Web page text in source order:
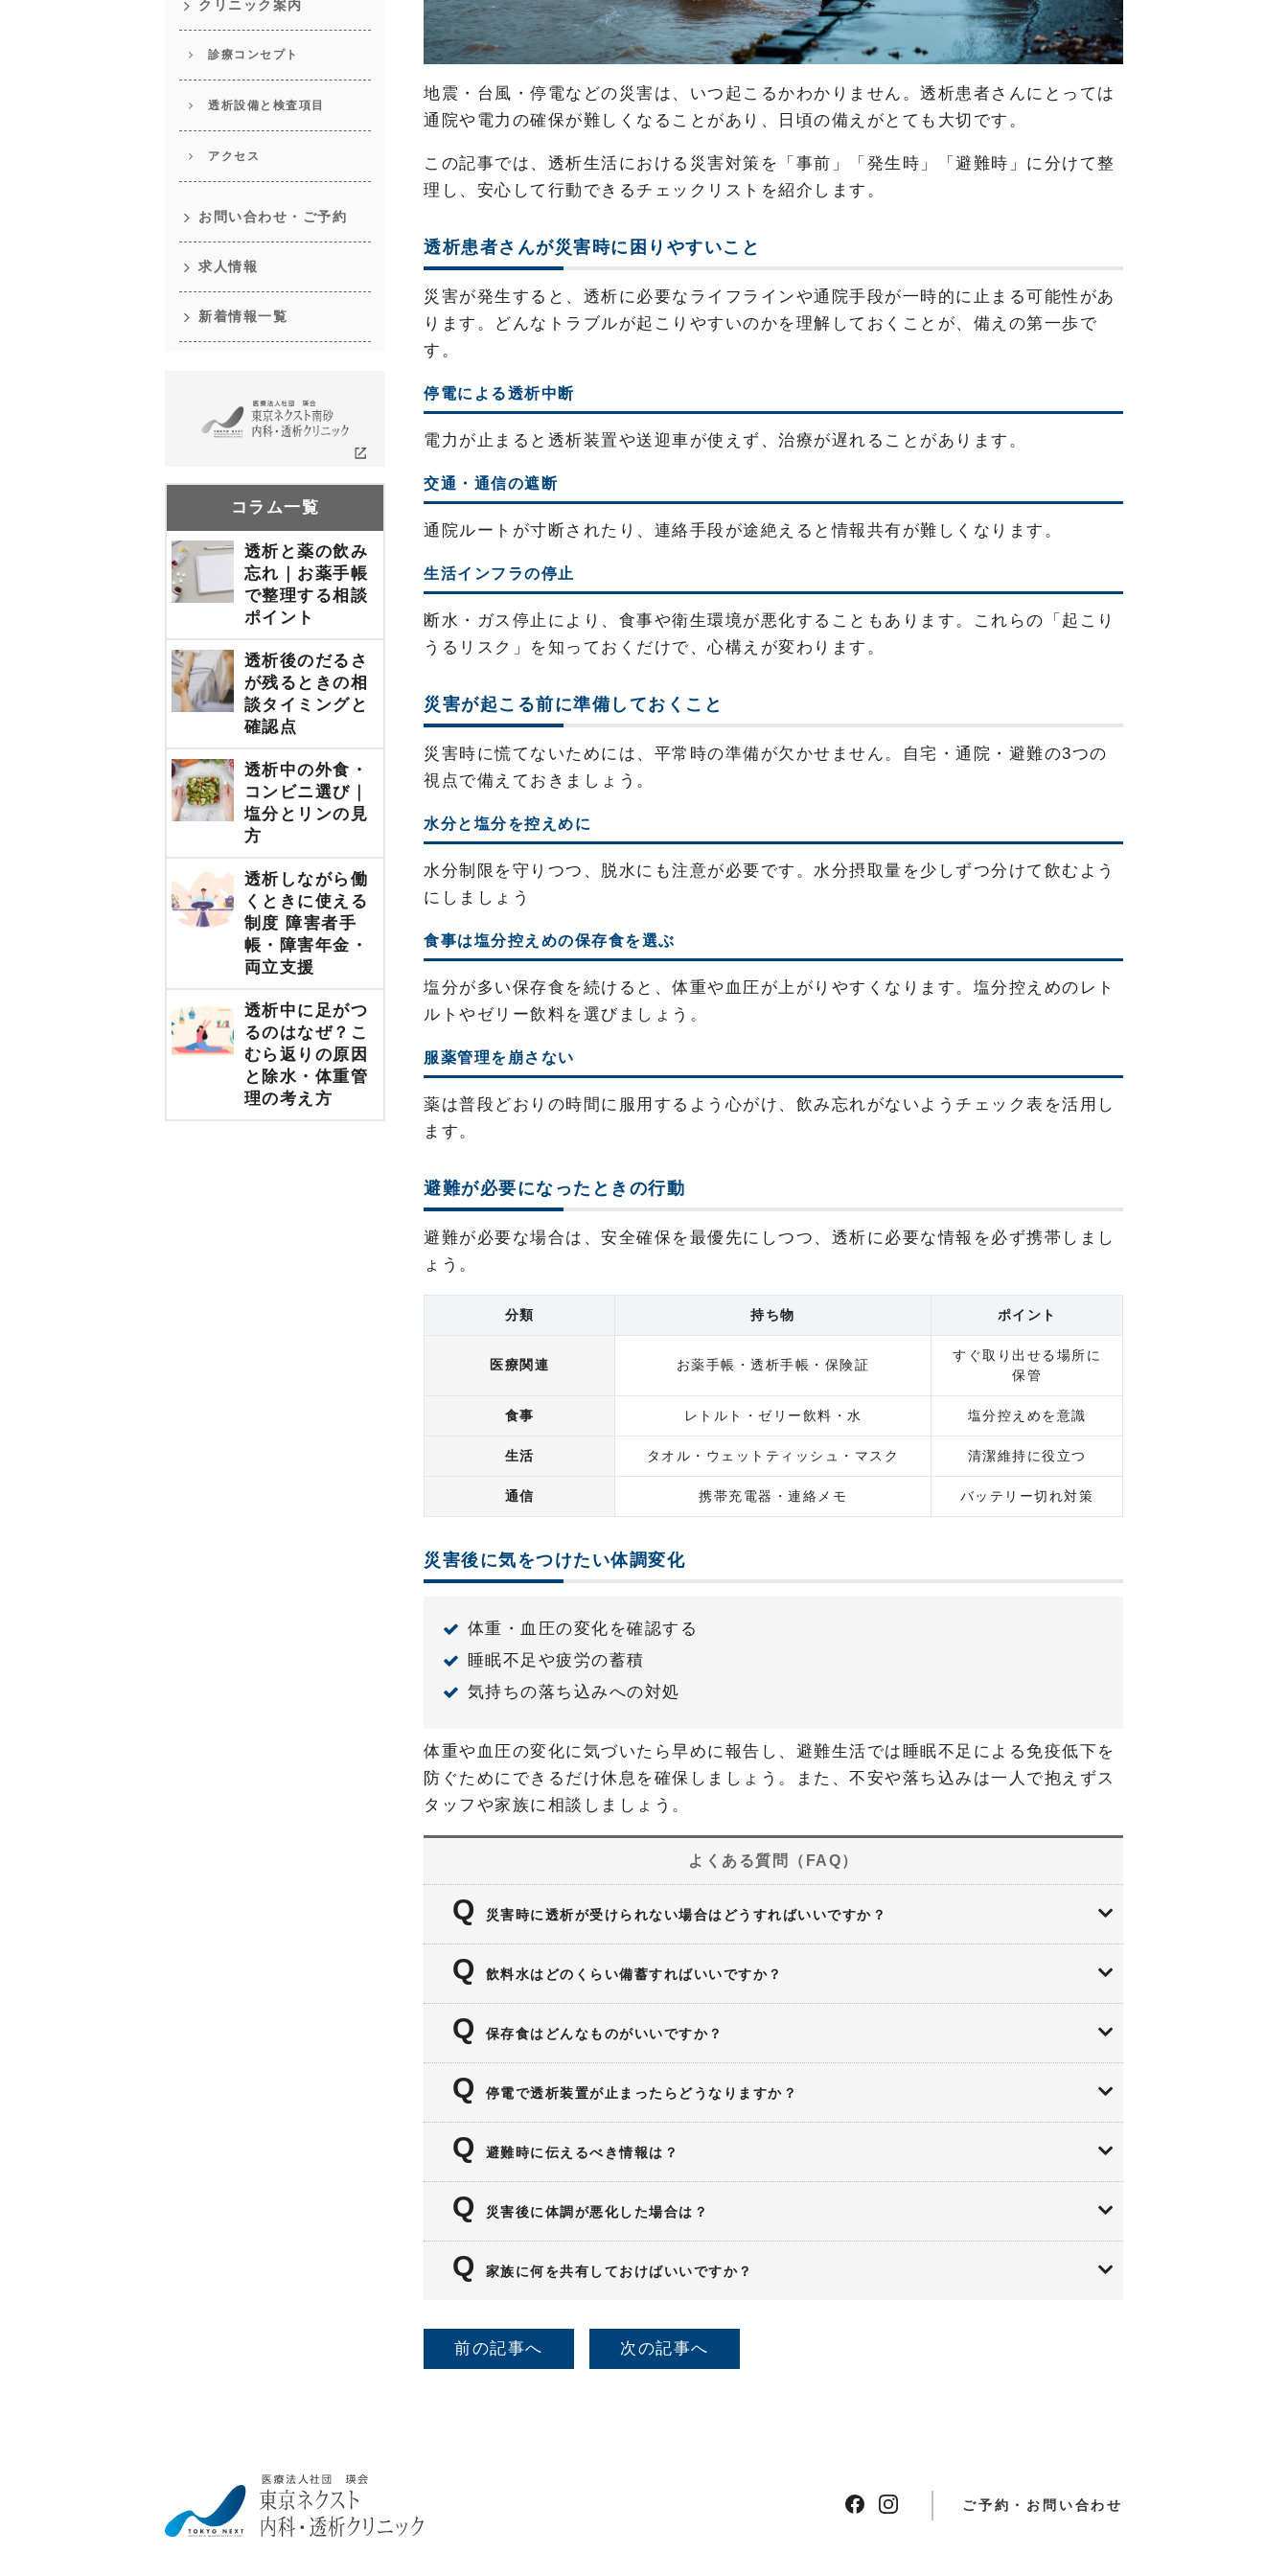
地震・台風・停電などの災害は、いつ起こるかわかりません。透析患者さんにとっては
通院や電力の確保が難しくなることがあり、日頃の備えがとても大切です。
この記事では、透析生活における災害対策を「事前」「発生時」「避難時」に分けて整
理し、安心して行動できるチェックリストを紹介します。
透析患者さんが災害時に困りやすいこと
災害が発生すると、透析に必要なライフラインや通院手段が一時的に止まる可能性があ
ります。どんなトラブルが起こりやすいのかを理解しておくことが、備えの第一歩で
す。
停電による透析中断
電力が止まると透析装置や送迎車が使えず、治療が遅れることがあります。
交通・通信の遮断
通院ルートが寸断されたり、連絡手段が途絶えると情報共有が難しくなります。
生活インフラの停止
断水・ガス停止により、食事や衛生環境が悪化することもあります。これらの「起こり
うるリスク」を知っておくだけで、心構えが変わります。
災害が起こる前に準備しておくこと
災害時に慌てないためには、平常時の準備が欠かせません。自宅・通院・避難の3つの
視点で備えておきましょう。
水分と塩分を控えめに
水分制限を守りつつ、脱水にも注意が必要です。水分摂取量を少しずつ分けて飲むよう
にしましょう
食事は塩分控えめの保存食を選ぶ
塩分が多い保存食を続けると、体重や血圧が上がりやすくなります。塩分控えめのレト
ルトやゼリー飲料を選びましょう。
服薬管理を崩さない
薬は普段どおりの時間に服用するよう心がけ、飲み忘れがないようチェック表を活用し
ます。
避難が必要になったときの行動
避難が必要な場合は、安全確保を最優先にしつつ、透析に必要な情報を必ず携帯しまし
ょう。
分類 持ち物 ポイント
医療関連 お薬手帳・透析手帳・保険証
すぐ取り出せる場所に
保管
食事 レトルト・ゼリー飲料・水 塩分控えめを意識
生活 タオル・ウェットティッシュ・マスク 清潔維持に役立つ
通信 携帯充電器・連絡メモ バッテリー切れ対策
災害後に気をつけたい体調変化
体重・血圧の変化を確認する
睡眠不足や疲労の蓄積
気持ちの落ち込みへの対処
体重や血圧の変化に気づいたら早めに報告し、避難生活では睡眠不足による免疫低下を
防ぐためにできるだけ休息を確保しましょう。また、不安や落ち込みは一人で抱えずス
タッフや家族に相談しましょう。
よくある質問（FAQ）
災害時に透析が受けられない場合はどうすればいいですか？
あらかじめ代替透析施設を確認しておきましょう。地域の透析連絡網で情報を得ら
れます。 通院先に「緊急時の透析先」を聞いておくのがおすすめです。
飲料水はどのくらい備蓄すればいいですか？
ま1人あたり1日3リットル、3日分を目安に用意しましょう。
保存食はどんなものがいいですか？
塩分控えめで、常温保存できるレトルトやゼリー飲料が安心です。
停電で透析装置が止まったらどうなりますか？
医療機関では非常電源を備えています。慌てず指示に従いましょう。
避難時に伝えるべき情報は？
透析手帳・服薬情報・通院先を必ず伝えてください。
災害後に体調が悪化した場合は？
無理をせず早めに受診を。透析スケジュールの調整も可能です。気になる症状はメ
モして医師に伝えましょう。
家族に何を共有しておけばいいですか？
前の記事へ
次の記事へ
クリニック案内
診療コンセプト
透析設備と検査項目
アクセス
お問い合わせ・ご予約
求人情報
新着情報一覧
コラム一覧
透析と薬の飲み
忘れ｜お薬手帳
で整理する相談
ポイント
透析後のだるさ
が残るときの相
談タイミングと
確認点
透析中の外食・
コンビニ選び｜
塩分とリンの見
方
透析しながら働
くときに使える
制度 障害者手
帳・障害年金・
両立支援
透析中に足がつ
るのはなぜ？こ
むら返りの原因
と除水・体重管
理の考え方
ご予約・お問い合わせ